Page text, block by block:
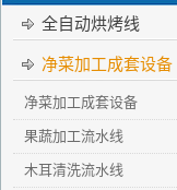
全自动烘烤线
净菜加工成套设备
净菜加工成套设备
果蔬加工流水线
木耳清洗流水线